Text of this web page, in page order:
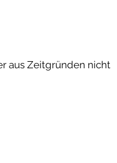
aus Zeitgründen nicht